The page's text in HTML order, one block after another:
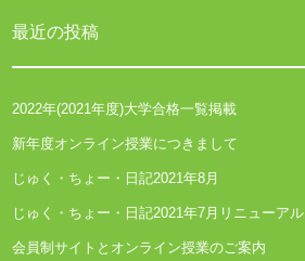
最近の投稿
2022年(2021年度)大学合格一覧掲載
新年度オンライン授業につきまして
じゅく・ちょー・日記2021年8月
じゅく・ちょー・日記2021年7月リニューアル
会員制サイトとオンライン授業のご案内